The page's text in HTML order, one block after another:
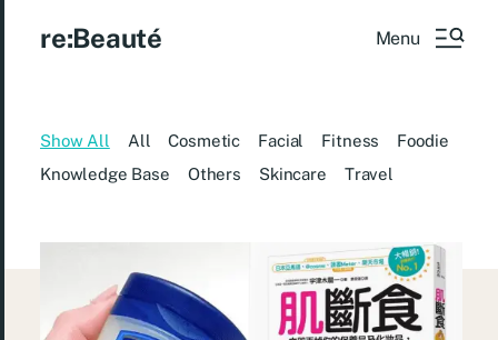
re:Beauté Menu
Show All All Cosmetic Facial Fitness
Foodie
Knowledge Base
Others Skincare Travel